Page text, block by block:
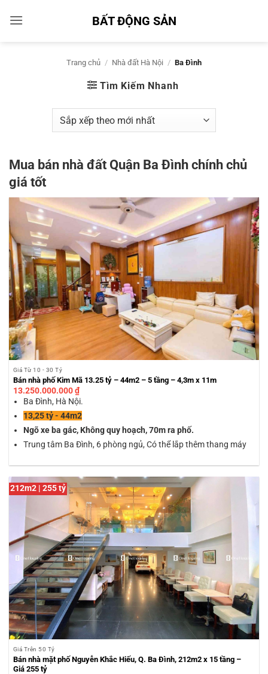
qua
BẤT ĐỘNG SẢN
Trang chủ / Nhà đất Hà Nội / Ba Đình
Tìm Kiếm Nhanh
Mua bán nhà đất Quận Ba Đình chính chủ
giá tốt
Giá Từ 10 - 30 Tỷ
Bán nhà phố Kim Mã 13.25 tỷ – 44m2 – 5 tầng – 4,3m x 11m
13.250.000.000₫
Ba Đình, Hà Nội.
13,25 tỷ - 44m2
Ngõ xe ba gác, Không quy hoạch, 70m ra phố.
Trung tâm Ba Đình, 6 phòng ngủ, Có thể lắp thêm thang máy
212m2 | 255 tỷ
Giá Trên 50 Tỷ
Bán nhà mặt phố Nguyễn Khắc Hiếu, Q. Ba Đình, 212m2 x 15 tầng –
Giá 255 tỷ